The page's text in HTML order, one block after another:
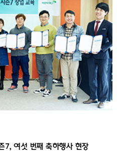
7, 여섯 번째 축하행사 현장